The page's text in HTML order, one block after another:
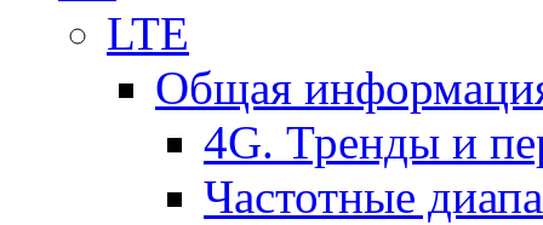
LTE
Общая
4G. Тренды и
Частотные